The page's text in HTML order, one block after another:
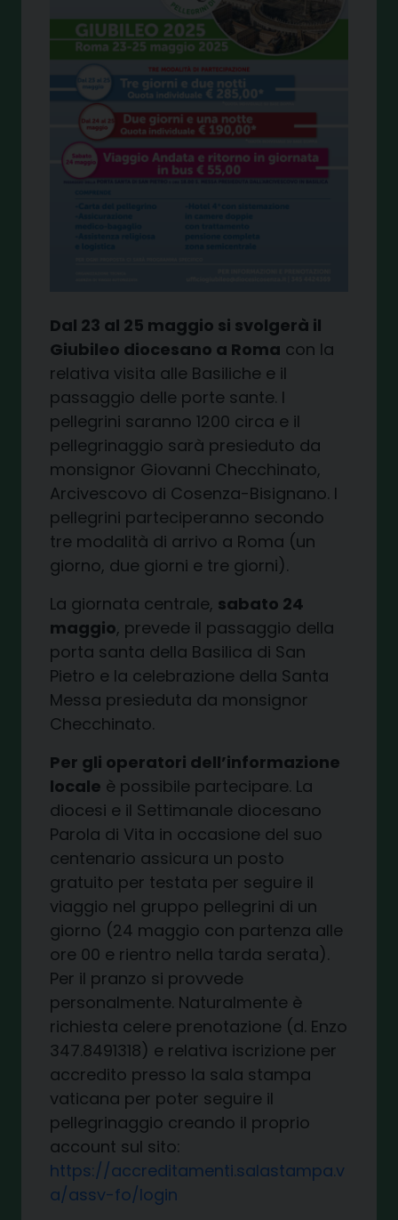
Dal 23 al 25 maggio si svolgerà il
Giubileo diocesano a Roma con la
relativa visita alle Basiliche e il
passaggio delle porte sante. I
pellegrini saranno 1200 circa e il
pellegrinaggio sarà presieduto da
monsignor Giovanni Checchinato,
Arcivescovo di Cosenza-Bisignano. I
pellegrini parteciperanno secondo
tre modalità di arrivo a Roma (un
giorno, due giorni e tre giorni).
La giornata centrale, sabato 24
maggio, prevede il passaggio della
porta santa della Basilica di San
Pietro e la celebrazione della Santa
Messa presieduta da monsignor
Checchinato.
Per gli operatori dell’informazione
locale è possibile partecipare. La
diocesi e il Settimanale diocesano
Parola di Vita in occasione del suo
centenario assicura un posto
gratuito per testata per seguire il
viaggio nel gruppo pellegrini di un
giorno (24 maggio con partenza alle
ore 00 e rientro nella tarda serata).
Per il pranzo si provvede
personalmente. Naturalmente è
richiesta celere prenotazione (d. Enzo
347.8491318) e relativa iscrizione per
accredito presso la sala stampa
vaticana per poter seguire il
pellegrinaggio creando il proprio
account sul sito:
https://accreditamenti.salastampa.v
a/assv-fo/login